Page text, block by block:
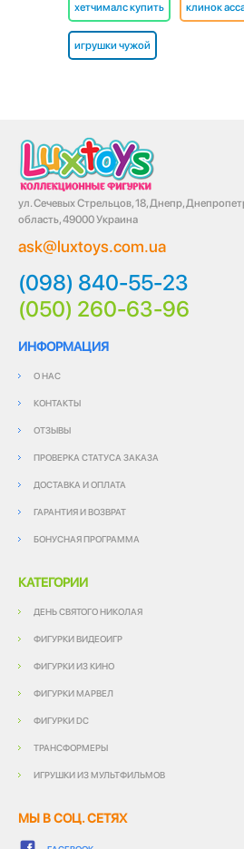
хетчималс купить клинок
игрушки чужой
ул. Сечевых Стрельцов, 18, Днепр,
область, 49000 Украина
ask@luxtoys.com.ua
(098) 840-55-23
(050) 260-63-96
ИНФОРМАЦИЯ
О НАС
КОНТАКТЫ
ОТЗЫВЫ
ПРОВЕРКА СТАТУСА ЗАКАЗА
ДОСТАВКА И ОПЛАТА
ГАРАНТИЯ И ВОЗВРАТ
БОНУСНАЯ ПРОГРАММА
КАТЕГОРИИ
ДЕНЬ СВЯТОГО НИКОЛАЯ
ФИГУРКИ ВИДЕОИГР
ФИГУРКИ ИЗ КИНО
ФИГУРКИ МАРВЕЛ
ФИГУРКИ DC
ТРАНСФОРМЕРЫ
ИГРУШКИ ИЗ МУЛЬТФИЛЬМОВ
МЫ В СОЦ. СЕТЯХ